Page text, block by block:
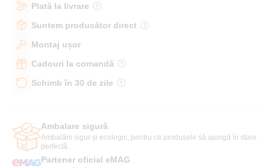
Plată la livrare
Suntem producător direct
Montaj ușor
Cadouri la comandă
Schimb în 30 de zile
Ambalare sigură
Ambalăm sigur și ecologic, pentru ca produsele să ajungă în stare
perfectă.
Partener oficial eMAG